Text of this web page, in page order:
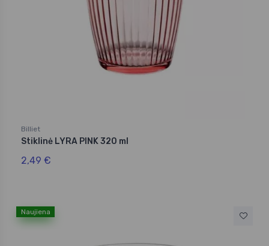
Billiet
Stiklinė LYRA PINK 320 ml
2,49 €
Naujiena